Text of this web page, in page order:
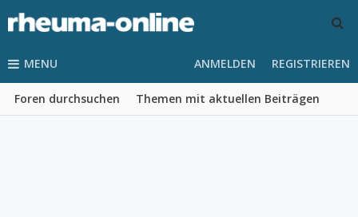
MENU
Foren durchsuchen Themen mit aktuellen Beiträgen
ANMELDEN REGISTRIEREN